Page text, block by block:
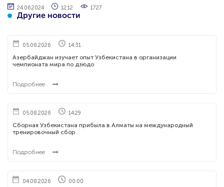
24.06.2024 12:12 1727
Другие новости
05.08.2026 14:31
Азербайджан изучает опыт Узбекистана в организации
чемпионата мира по дзюдо
Подробнее
05.08.2026 14:29
Сборная Узбекистана прибыла в Алматы на международный
тренировочный сбор
Подробнее
04.08.2026 00:00